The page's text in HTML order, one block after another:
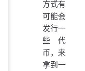
方式有
可能会
发行一
些代
币，来
拿到一